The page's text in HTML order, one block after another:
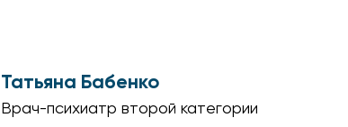
Татьяна Бабенко
Врач-психиатр второй категории